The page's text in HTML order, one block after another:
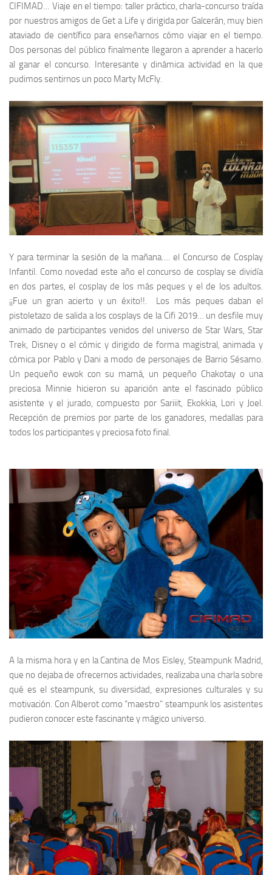
CIFIMAD… Viaje en el tiempo: taller práctico, charla-concurso traída
por nuestros amigos de Get a Life y dirigida por Galcerán, muy bien
ataviado de científico para enseñarnos cómo viajar en el tiempo.
Dos personas del público finalmente llegaron a aprender a hacerlo
al ganar el concurso. Interesante y dinámica actividad en la que
pudimos sentirnos un poco Marty McFly.
Y para terminar la sesión de la mañana…. el Concurso de Cosplay
Infantil. Como novedad este año el concurso de cosplayse dividía
en dos partes, el cosplayde los más peques y el de los adultos.
¡¡Fue un gran acierto y un éxito!!. Los más peques daban el
pistoletazo de salida a loscosplays de la Cifi 2019… un desfile muy
animado de participantes venidos del universo de Star Wars, Star
Trek, Disneyo el cómic y dirigido de forma magistral, animada y
cómica por Pablo y Dani a modo de personajes de Barrio Sésamo.
Un pequeño ewok con su mamá, un pequeño Chakotay o una
preciosa Minnie hicieron su aparición ante el fascinado público
asistente y el jurado, compuesto por Sariiit, Ekokkia, Lori y Joel.
Recepción de premios por parte de los ganadores, medallas para
todos los participantes y preciosa foto final.
A la misma hora y en laCantina de Mos Eisley,Steampunk Madrid,
que no dejaba de ofrecernos actividades, realizaba una charla sobre
qué es el steampunk, su diversidad, expresiones culturales y su
motivación. ConAlberot como “maestro” steampunklos asistentes
pudieron conocer este fascinante y mágico universo.